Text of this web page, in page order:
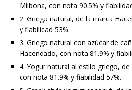
Milbona, con nota 90.5% y
2. Griego natural, de la marca
y fiabilidad 53%.
3. Griego natural con azúcar de
Hacendado, con nota 81.9% y
4. Yogur natural al estilo griego,
con nota 81.9% y fiabilidad 57%.